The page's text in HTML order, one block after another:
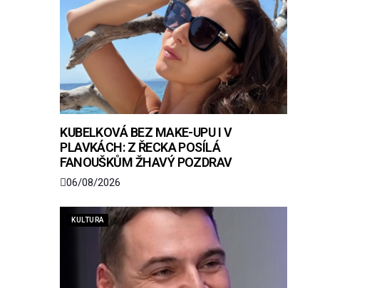
KUBELKOVÁ BEZ MAKE-UPU I V
PLAVKÁCH: Z ŘECKA POSÍLÁ
FANOUŠKŮM ŽHAVÝ POZDRAV
06/08/2026
KULTURA